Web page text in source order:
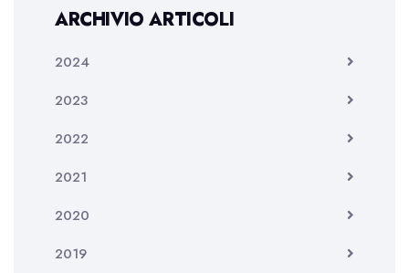
ARCHIVIO ARTICOLI
2024
2023
2022
2021
2020
2019